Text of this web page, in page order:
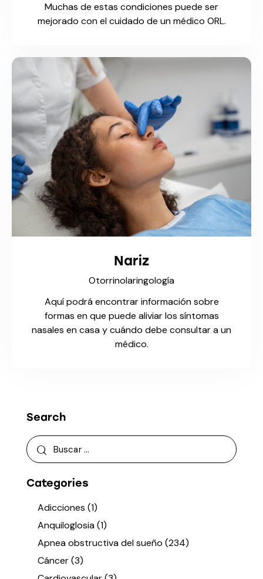
Muchas de estas condiciones puede ser
mejorado con el cuidado de un médico ORL.
Nariz
Otorrinolaringología
Aquí podrá encontrar información sobre
formas en que puede aliviar los síntomas
nasales en casa y cuándo debe consultar a un
médico.
Search
Categories
Adicciones (1)
Anquiloglosia(1)
Apnea obstructiva del sueño (234)
Cáncer(3)